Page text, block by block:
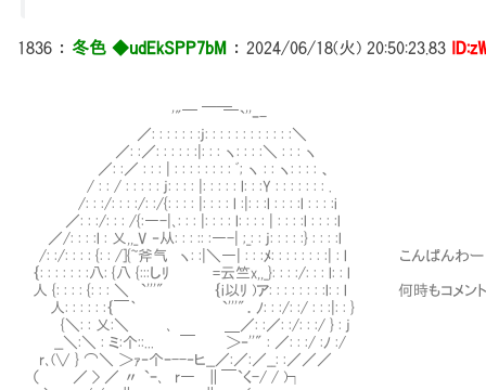
1836 ： 冬色 ◆udEkSPP7bM ： 2024/06/18(火) 20:50:23.83
'"￣ ￣`''ｰ-
／: : : : : : :j: : : : : : : : : : : :＼
／: :／: : : : : :|: : : ヽ: : : :＼ : : : ヽ
／: :／ : : : | : : : : : : : : ﾞ; ヽ : : ヽ: : : : 、
/ : : / : : : : : j: : : : |: : : : : l: : :Y : : : : : : : .
/: : :/: : : :/: :/{: : : : |: : : : l :|: : :l : : : :l : : : :i
／: : :/: : : /{:―-|､: : : |: : : : l: : : : | : : : :l : : : :l
／/: : : :l : 乂,,_V ‐从: : : :: :―-| ;_: : j: : : : :} : : : :l
/: :/: : : : {: : /]{~斧气 ヽ: :|＼―| : : :ﾒ: : : : : : : :| : l こんぱんわー
｛: : : : : : :八: {八 {:::しﾘ =云竺x,,_}: : : :/: : : l: : l
人 {: : : : {: : : ＼ `'''" ｛i以ﾘ )ア: : : : : : : :l: : l 何時もコメント・乙
人: : : : : :｛￣｀ `'''"．ﾉ: : :/: :/ : : :|: : }
{＼: : 乂:＼ ､ ＿／: :／: :/: : :/ } : j
__＼:＼ : ミ:个::... ￣ ＞‐''" : ／: : :/ :ﾉ :/
r､(∨ } ⌒＼ ＞ｧ‐个ｰ--‐ヒ__／:／:／__: :／／／
（ ／ > ／ 〃 `ｰ､ r― ∥￣`く-/ / )┐